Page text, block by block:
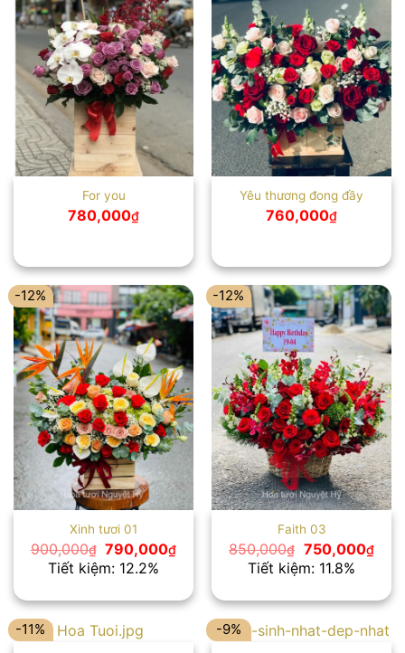
For you
780,000₫
Yêu thương đong đầy
760,000₫
-12%
Xinh tươi 01
900,000₫ Giá
gốc
là:
790,000₫Giá
là:
790,000₫.
Tiết kiệm: 12.2%
-12%
Faith 03
850,000₫ Giá
gốc
là:
750,000₫Giá
hiện
Tiết kiệm: 11.8%
-11% -9%